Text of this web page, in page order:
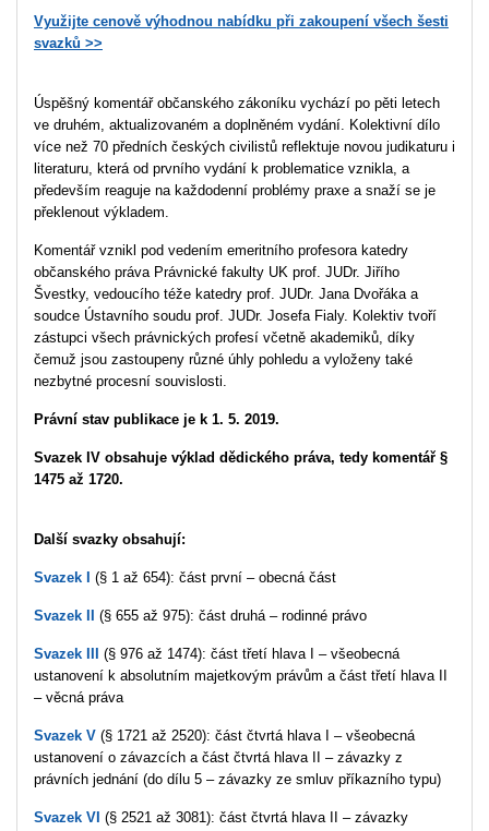
Využijte cenově výhodnou nabídku při zakoupení všech šesti
svazků >>
Úspěšný komentář občanského zákoníku vychází po pěti letech
ve druhém, aktualizovaném a doplněném vydání. Kolektivní dílo
více než 70 předních českých civilistů reflektuje novou judikaturu i
literaturu, která od prvního vydání k problematice vznikla, a
především reaguje na každodenní problémy praxe a snaží se je
překlenout výkladem.
Komentář vznikl pod vedením emeritního profesora katedry
občanského práva Právnické fakulty UK prof. JUDr. Jiřího
Švestky, vedoucího téže katedry prof. JUDr. Jana Dvořáka a
soudce Ústavního soudu prof. JUDr. Josefa Fialy. Kolektiv tvoří
zástupci všech právnických profesí včetně akademiků, díky
čemuž jsou zastoupeny různé úhly pohledu a vyloženy také
nezbytné procesní souvislosti.
Právní stav publikace je k 1. 5. 2019.
Svazek IV obsahuje výklad dědického práva, tedy komentář §
1475 až 1720.
Další svazky obsahují:
Svazek I (§ 1 až 654): část první – obecná část
Svazek II (§ 655 až 975): část druhá – rodinné právo
Svazek III (§ 976 až 1474): část třetí hlava I – všeobecná
ustanovení k absolutním majetkovým právům a část třetí hlava II
– věcná práva
Svazek V (§ 1721 až 2520): část čtvrtá hlava I – všeobecná
ustanovení o závazcích a část čtvrtá hlava II – závazky z
právních jednání (do dílu 5 – závazky ze smluv příkazního typu)
Svazek VI (§ 2521 až 3081): část čtvrtá hlava II – závazky